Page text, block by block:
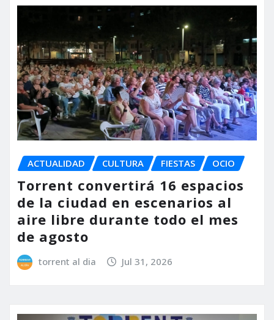
ACTUALIDAD CULTURA FIESTAS OCIO
Torrent convertirá 16 espacios
de la ciudad en escenarios al
aire libre durante todo el mes
de agosto
torrent al dia Jul 31, 2026